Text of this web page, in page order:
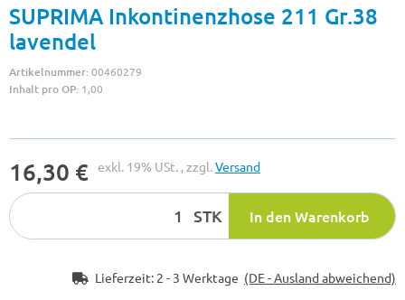
SUPRIMA Inkontinenzhose 211 Gr.38
lavendel
Artikelnummer:00460279
Inhalt pro OP: 1,00
16,30 € exkl. 19% USt. , zzgl.Versand
STK In den Warenkorb
Lieferzeit: 2 - 3 Werktage (DE - Ausland abweichend)